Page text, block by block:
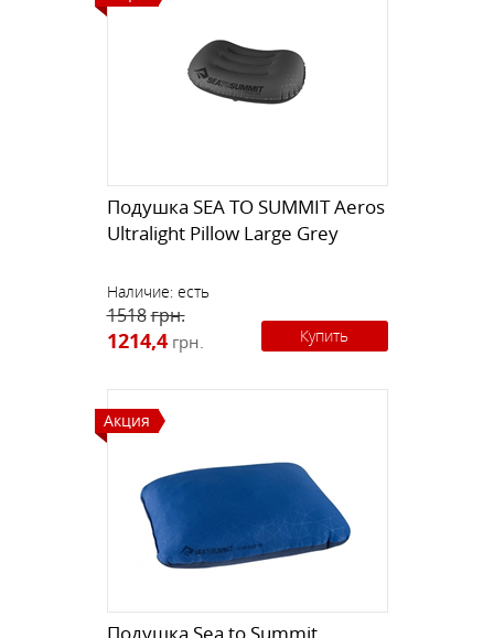
Подушка SEA TO SUMMIT Aeros
Ultralight Pillow Large Grey
Наличие: есть
1518грн.
1214,4 грн. Купить
Акция